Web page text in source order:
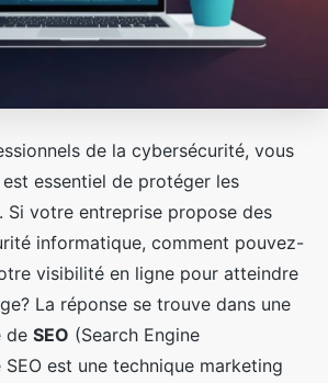
de la cybersécurité, vous
essentiel de protéger les
Si votre entreprise propose des
informatique, comment pouvez-
visibilité en ligne pour atteindre
La réponse se trouve dans une
de SEO (Search Engine
est une technique marketing